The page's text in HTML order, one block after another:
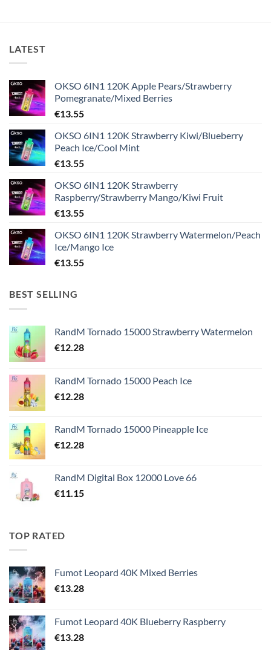
LATEST
OKSO 6IN1 120K Apple Pears/Strawberry
Pomegranate/Mixed Berries
€13.55
OKSO 6IN1 120K Strawberry Kiwi/Blueberry
Peach Ice/Cool Mint
€13.55
OKSO 6IN1 120K Strawberry
Raspberry/Strawberry Mango/Kiwi Fruit
€13.55
OKSO 6IN1 120K Strawberry Watermelon/Peach
Ice/Mango Ice
€13.55
BEST SELLING
RandM Tornado 15000 Strawberry Watermelon
€12.28
RandM Tornado 15000 Peach Ice
€12.28
RandM Tornado 15000 Pineapple Ice
€12.28
RandM Digital Box 12000 Love 66
€11.15
TOP RATED
Fumot Leopard 40K Mixed Berries
€13.28
Fumot Leopard 40K Blueberry Raspberry
€13.28